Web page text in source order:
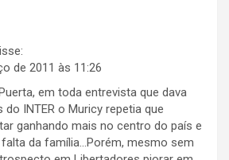
de 2011 às 11:26
em toda entrevista que dava
do INTER o Muricy repetia que
ganhando mais no centro do país e
da família…Porém, mesmo sem